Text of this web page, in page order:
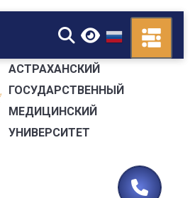
▼
АСТРАХАНСКИЙ
ГОСУДАРСТВЕННЫЙ
МЕДИЦИНСКИЙ
УНИВЕРСИТЕТ